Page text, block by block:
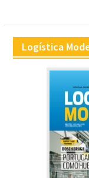
Logística